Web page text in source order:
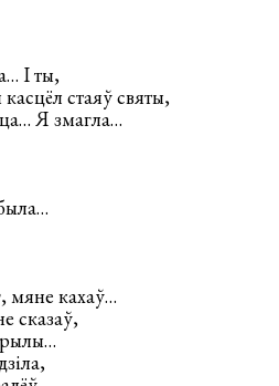
І ты,
стаяў святы,
Я змагла…
мяне кахаў…
сказаў,